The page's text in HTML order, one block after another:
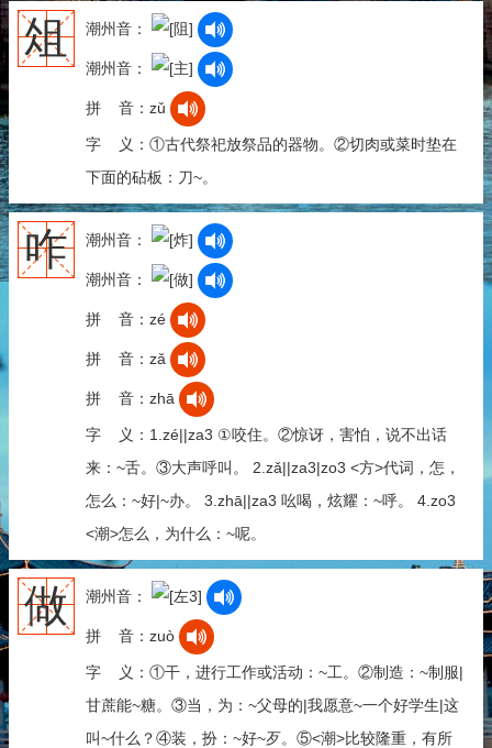
俎 潮州音：
潮州音：
拼 音：zǔ
字 义：①古代祭祀放祭品的器物。②切肉或菜时垫在
下面的砧板：刀~。
咋 潮州音：
潮州音：
拼 音：zé
拼 音：zǎ
拼 音：zhā
字 义：1.zé||za3 ①咬住。②惊讶，害怕，说不出话
来：~舌。③大声呼叫。 2.zǎ||za3|zo3 <方>代词，怎，
怎么：~好|~办。 3.zhā||za3 吆喝，炫耀：~呼。 4.zo3
<潮>怎么，为什么：~呢。
做 潮州音：
拼 音：zuò
字 义：①干，进行工作或活动：~工。②制造：~制服|
甘蔗能~糖。③当，为：~父母的|我愿意~一个好学生|这
叫~什么？④装，扮：~好~歹。⑤<潮>比较隆重，有所